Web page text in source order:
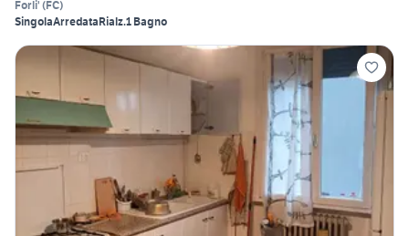
Forli' (FC)
SingolaArredataRialz.1 Bagno